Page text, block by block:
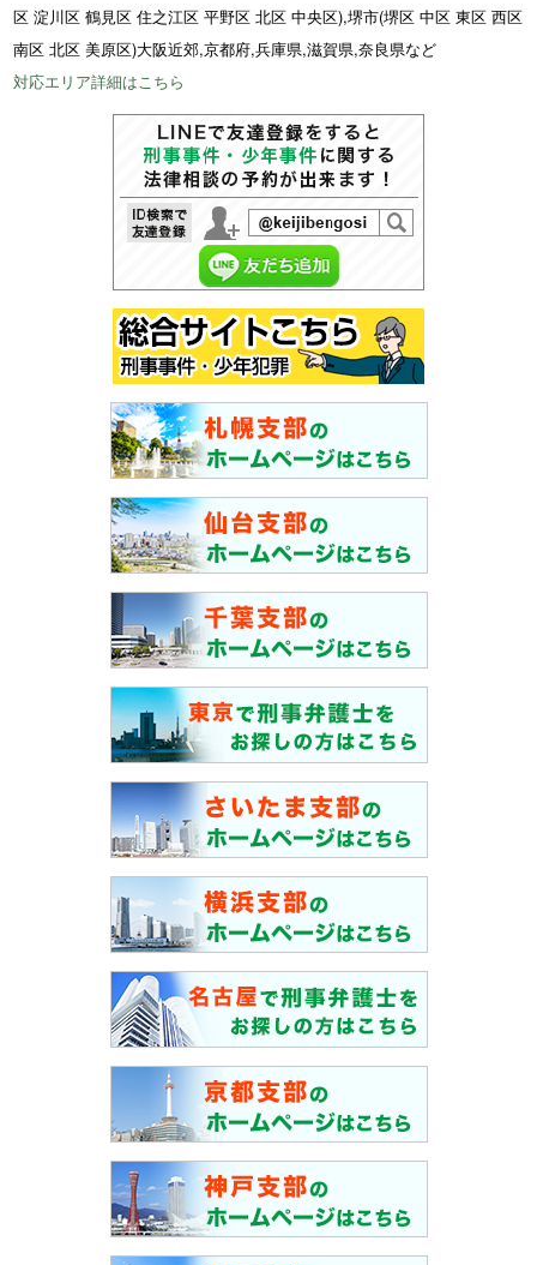
区 淀川区 鶴見区 住之江区 平野区 北区 中央区),堺市(堺区 中区 東区 西区
南区 北区 美原区)大阪近郊,京都府,兵庫県,滋賀県,奈良県など
対応エリア詳細はこちら